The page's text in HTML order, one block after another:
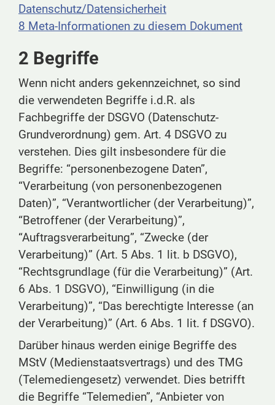
Datenschutz/Datensicherheit
8 Meta-Informationen zu diesem Dokument
2 Begriffe
Wenn nicht anders gekennzeichnet, so sind
die verwendeten Begriffe i.d.R. als
Fachbegriffe der DSGVO (Datenschutz-
Grundverordnung) gem. Art. 4 DSGVO zu
verstehen. Dies gilt insbesondere für die
Begriffe: “personenbezogene Daten”,
“Verarbeitung (von personenbezogenen
Daten)”, “Verantwortlicher (der Verarbeitung)”,
“Betroffener (der Verarbeitung)”,
“Auftragsverarbeitung”, “Zwecke (der
Verarbeitung)” (Art. 5 Abs. 1 lit. b DSGVO),
“Rechtsgrundlage (für die Verarbeitung)” (Art.
6 Abs. 1 DSGVO), “Einwilligung (in die
Verarbeitung)”, “Das berechtigte Interesse (an
der Verarbeitung)” (Art. 6 Abs. 1 lit. f DSGVO).
Darüber hinaus werden einige Begriffe des
MStV (Medienstaatsvertrags) und des TMG
(Telemediengesetz) verwendet. Dies betrifft
die Begriffe “Telemedien”, “Anbieter von